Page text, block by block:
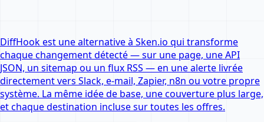
DiffHook est une alternative à Sken.io qui transforme
chaque changement détecté — sur une page, une API
JSON, un sitemap ou un flux RSS — en une alerte livrée
directement vers Slack, e-mail, Zapier, n8n ou votre propre
système. La même idée de base, une couverture plus large,
et chaque destination incluse sur toutes les offres.